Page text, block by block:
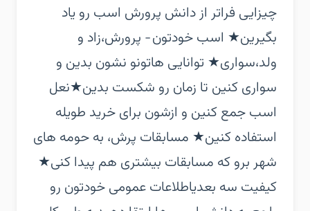
چیزایی فراتر از دانش پرورش اسب رو یاد
بگیرین‏★ اسب خودتون ‐ پرورش،زاد و
ولد،سواری‏★ توانایی هاتونو نشون بدین و
سواری کنین تا زمان رو شکست بدین‏★نعل
اسب جمع کنین و ازشون برای خرید طویله
استفاده کنین‏★ مسابقات پرش، به حومه های
شهر برو که مسابقات بیشتری هم پیدا کنی‏★
کیفیت سه بعدی‏اطلاعات عمومی خودتون رو